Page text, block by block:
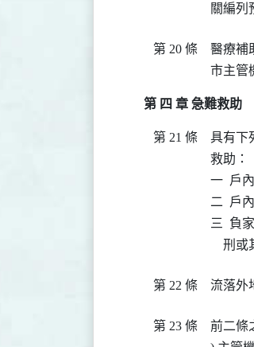
關編列
第 20 條
醫療補
市主管
第 四 章 急難救助
第 21 條
具有下
救助：
一  戶
二  戶
三  負
刑
第 22 條 流落外
第 23 條
前二條